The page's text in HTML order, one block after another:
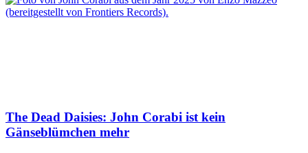
The Dead Daisies: John Corabi ist kein
Gänseblümchen mehr